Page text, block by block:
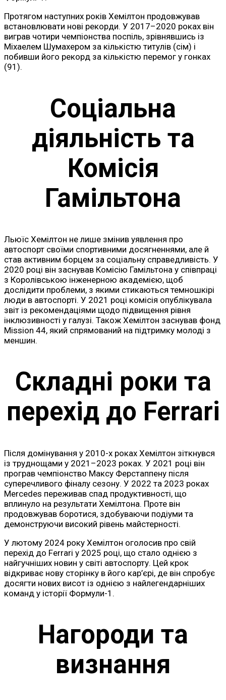
Протягом наступних років Хемілтон продовжував
встановлювати нові рекорди. У 2017–2020 роках він
виграв чотири чемпіонства поспіль, зрівнявшись із
Міхаелем Шумахером за кількістю титулів (сім) і
побивши його рекорд за кількістю перемог у гонках
(91).
Соціальна
діяльність та
Комісія
Гамільтона
Льюїс Хемілтон не лише змінив уявлення про
автоспорт своїми спортивними досягненнями, але й
став активним борцем за соціальну справедливість. У
2020 році він заснував Комісію Гамільтона у співпраці
з Королівською інженерною академією, щоб
дослідити проблеми, з якими стикаються темношкірі
люди в автоспорті. У 2021 році комісія опублікувала
звіт із рекомендаціями щодо підвищення рівня
інклюзивності у галузі. Також Хемілтон заснував фонд
Mission 44, який спрямований на підтримку молоді з
меншин.
Складні роки та
перехід до Ferrari
Після домінування у 2010-х роках Хемілтон зіткнувся
із труднощами у 2021–2023 роках. У 2021 році він
програв чемпіонство Максу Ферстаппену після
суперечливого фіналу сезону. У 2022 та 2023 роках
Mercedes переживав спад продуктивності, що
вплинуло на результати Хемілтона. Проте він
продовжував боротися, здобуваючи подіуми та
демонструючи високий рівень майстерності.
У лютому 2024 року Хемілтон оголосив про свій
перехід до Ferrari у 2025 році, що стало однією з
найгучніших новин у світі автоспорту. Цей крок
відкриває нову сторінку в його кар’єрі, де він спробує
досягти нових висот із однією з найлегендарніших
команд у історії Формули-1.
Нагороди та
визнання